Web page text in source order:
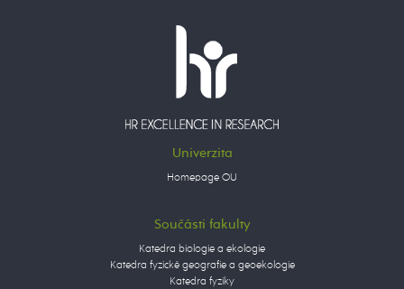
Univerzita
Homepage OU
Součásti fakulty
Katedra biologie a ekologie
Katedra fyzické geografie a geoekologie
Katedra fyziky